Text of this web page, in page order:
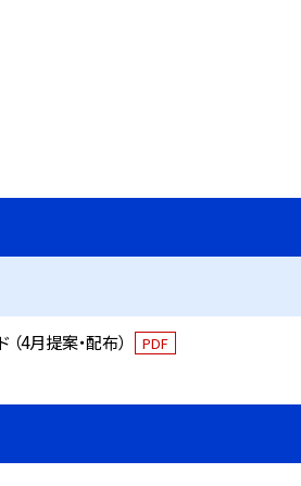
4月提案・配布） PDF